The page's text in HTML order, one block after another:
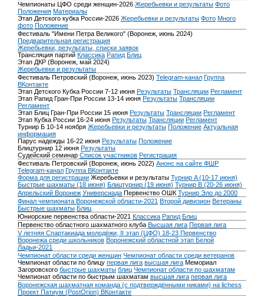
Чемпионаты ЦФО среди женщин-2026 Жеребьевки и результаты Фото
Положения Материалы
Этап Детского кубка России-2026 Жеребьевки и результаты Фото Много
фото Положение
Фестиваль "Имени Петра Великого" (Воронеж, июнь 2024)
Предварительная регистрация
Жеребьевки, результаты, списки заявок
Трансляция партий Классика Рапид Блиц
Этап ДКР (Воронеж, май 2024)
Жеребьевки и результаты
Фестиваль Петровский (Воронеж, июнь 2023) Telegram-канал Группа
ВКонтакте
Этап Детского Кубка России 7-12 июня Результаты Трансляции Регламент
Этап Рапид Гран-При России 13-14 июня Результаты Трансляции
Регламент
Этап Блиц Гран-При России 15 июня Результаты Трансляции Регламент
Этап Кубка России 16-24 июня Результаты Трансляции Регламент
Турнир Б 10-14 ноября Жеребьевки и результаты Положение Актуальная
информация
Парус надежды 16-22 июня Результаты Положение
Блицтурнир 12 июня Результаты
Судейский семинар Список участников Регистрация
Фестиваль Петровский (Воронеж, июнь 2022) Анонс на сайте ФШР
Telegram-канал Группа ВКонтакте
Форма для регистрации Жеребьевки и результаты Турнир A (10-17 июня)
Быстрые шахматы (18 июня) Блицтурнир (19 июня) Турнир B (20-26 июня)
Апрельский Воронеж Универсиада Первенство ОШК Турнир Эло до 2000
Финал чемпионата Воронежской области-2021 Второй дивизион Ветераны
Быстрые шахматы Блиц
Юниорские первенства области-2021 Классика Рапид Блиц
Первенство областного шахматного клуба Высшая лига Первая лига
V летняя Спартакиада молодёжи, II этап (ЦФО) 18-23 Первенство
Воронежа среди школьников Воронежский областной этап Белой
Ладьи-2021
Чемпионат области среди женщин Чемпионат области среди ветеранов
Чемпионат области по блицу первая лига высшая лига Мемориал
Загоровского быстрые шахматы блиц Чемпионат области по шахматам
Чемпионат области по быстрым шахматам высшая лига первая лига
Воронежская шахматная команда (с подтверждёнными никами) на lichess
Проект Патиум (PostOrion) ВКонтакте